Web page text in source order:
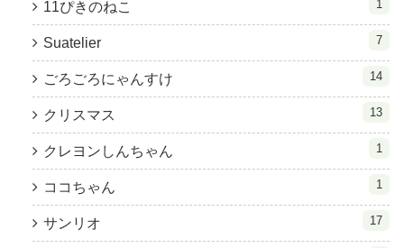
11ぴきのねこ 1
Suatelier 7
ごろごろにゃんすけ 14
クリスマス 13
クレヨンしんちゃん 1
ココちゃん 1
サンリオ 17